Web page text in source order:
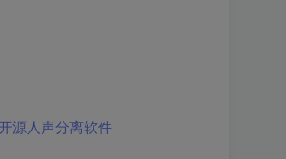
源人声分离软件